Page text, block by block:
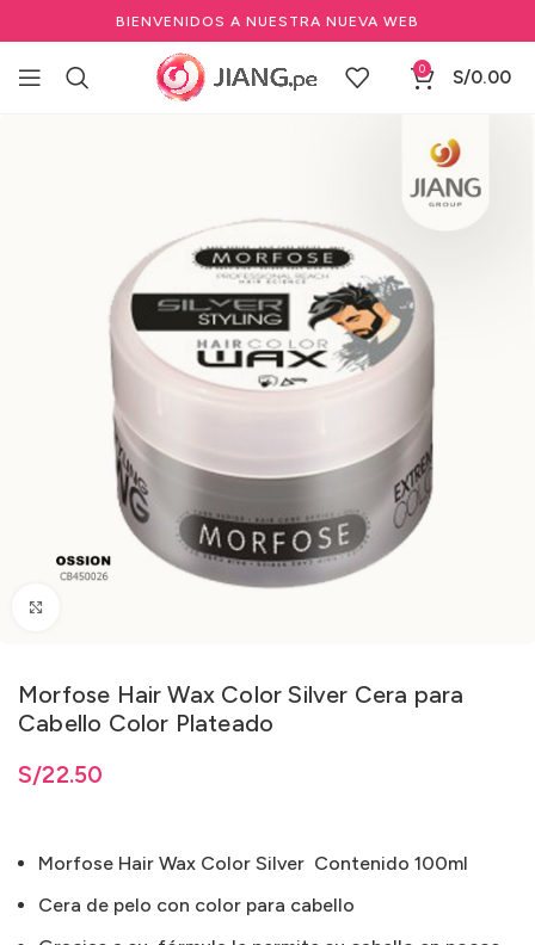
BIENVENIDOS A NUESTRA NUEVA WEB
0 S/0.00
Promo 2x1
Morfose Hair Wax Color Silver Cera para
Cabello Color Plateado
S/22.50
Morfose Hair Wax Color Silver Contenido 100ml
Cera de pelo con color para cabello